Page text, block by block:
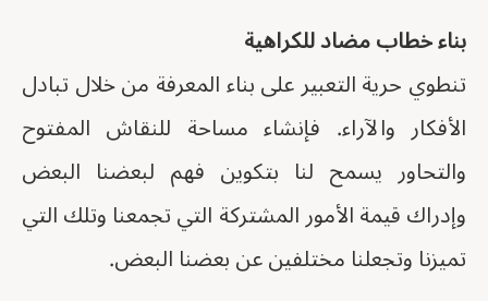
بناء خطاب مضاد للكراهية
تنطوي حرية التعبير على بناء المعرفة من خلال تبادل
الأفكار والآراء. فإنشاء مساحة للنقاش المفتوح
والتحاور يسمح لنا بتكوين فهم لبعضنا البعض
وإدراك قيمة الأمور المشتركة التي تجمعنا وتلك التي
تميزنا وتجعلنا مختلفين عن بعضنا البعض.